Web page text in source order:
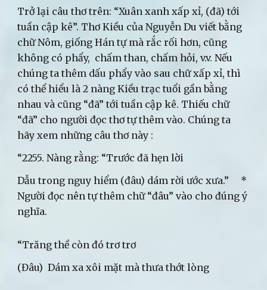
Trở lại câu thơ trên: “Xuân xanh xấp xỉ, (đã) tới
tuần cập kê”. Thơ Kiều của Nguyễn Du viết bằng
chữ Nôm, giống Hán tự mà rắc rối hơn, cũng
không có phẩy, chấm than, chấm hỏi, v.v. Nếu
chúng ta thêm dấu phẩy vào sau chữ xấp xỉ, thì
có thể hiểu là 2 nàng Kiều trạc tuổi gần bằng
nhau và cũng “đã” tới tuần cập kê. Thiếu chữ
“đã” cho người đọc thơ tự thêm vào. Chúng ta
hãy xem những câu thơ này :
“2255. Nàng rằng: “Trước đã hẹn lời
Dẫu trong nguy hiểm (đâu) dám rời ước xưa.” *
Người đọc nên tự thêm chữ “đâu” vào cho đúng ý
nghĩa.
“Trăng thề còn đó trơ trơ
(Đâu) Dám xa xôi mặt mà thưa thớt lòng